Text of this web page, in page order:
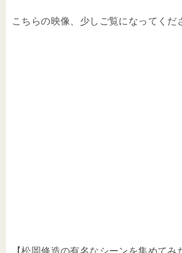
こちらの映像、少しご覧になってくだ
【松岡修造の有名なシーンを集めてみ